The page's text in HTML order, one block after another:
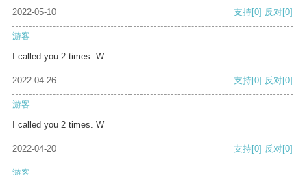
2022-05-10 支持[0] 反对[0]
游客
I called you 2 times. W
2022-04-26 支持[0] 反对[0]
游客
I called you 2 times. W
2022-04-20 支持[0] 反对[0]
游客